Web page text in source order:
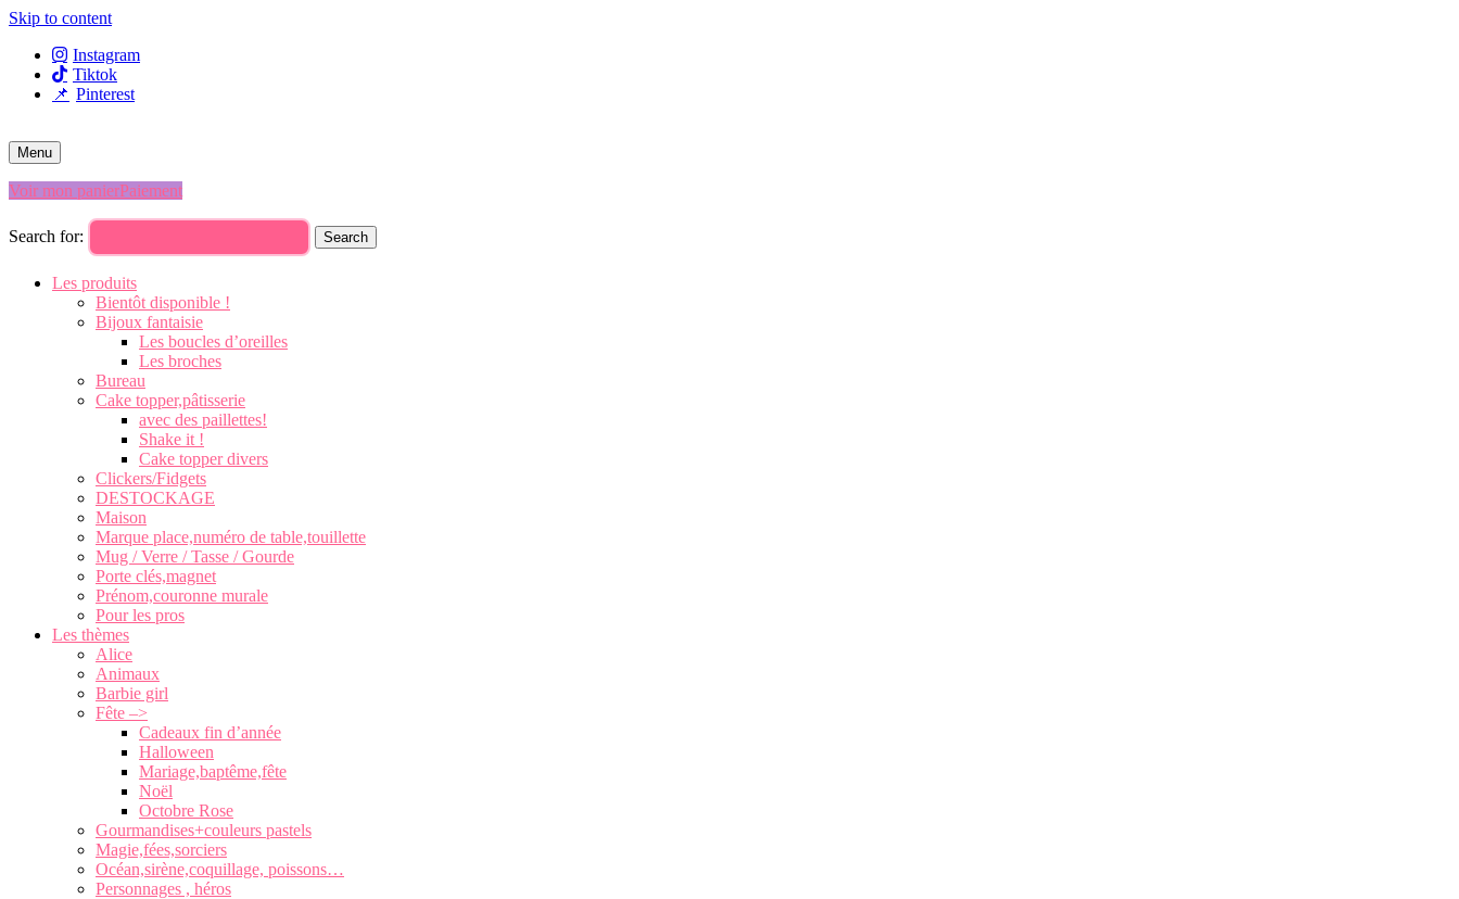
Skip to content
Instagram
Tiktok
Pinterest
Menu
Voir mon panierPaiement
Search for: Search
Les produits
Bientôt disponible !
Bijoux fantaisie
Les boucles d’oreilles
Les broches
Bureau
Cake topper,pâtisserie
avec des paillettes!
Shake it !
Cake topper divers
Clickers/Fidgets
DESTOCKAGE
Maison
Marque place,numéro de table,touillette
Mug / Verre / Tasse / Gourde
Porte clés,magnet
Prénom,couronne murale
Pour les pros
Les thèmes
Alice
Animaux
Barbie girl
Fête –>
Cadeaux fin d’année
Halloween
Mariage,baptême,fête
Noël
Octobre Rose
Gourmandises+couleurs pastels
Magie,fées,sorciers
Océan,sirène,coquillage, poissons…
Personnages , héros